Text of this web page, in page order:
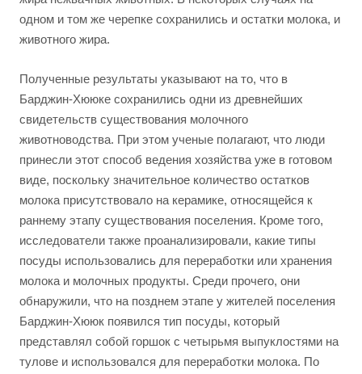
одном и том же черепке сохранились и остатки молока, и
животного жира.
Полученные результаты указывают на то, что в
Барджин-Хююке сохранились одни из древнейших
свидетельств существования молочного
животноводства. При этом ученые полагают, что люди
принесли этот способ ведения хозяйства уже в готовом
виде, поскольку значительное количество остатков
молока присутствовало на керамике, относящейся к
раннему этапу существования поселения. Кроме того,
исследователи также проанализировали, какие типы
посуды использовались для переработки или хранения
молока и молочных продукты. Среди прочего, они
обнаружили, что на позднем этапе у жителей поселения
Барджин-Хююк появился тип посуды, который
представлял собой горшок с четырьмя выпуклостями на
тулове и использовался для переработки молока. По